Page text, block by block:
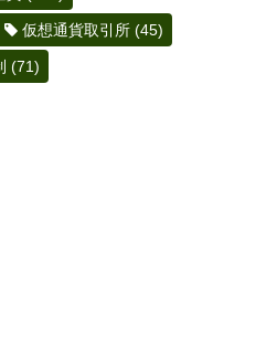
仮想通貨取引所 (45)
(71)